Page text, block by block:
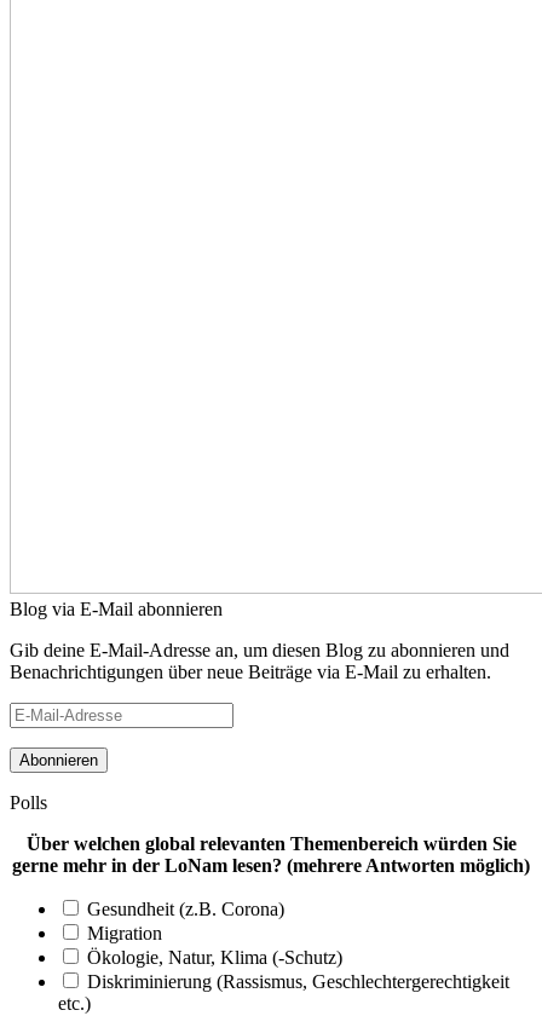
Blog via E-Mail abonnieren
Gib deine E-Mail-Adresse an, um diesen Blog zu abonnieren und
Benachrichtigungen über neue Beiträge via E-Mail zu erhalten.
E-
Adresse
Polls
Über welchen global relevanten Themenbereich würden Sie
gerne mehr in der LoNam lesen? (mehrere Antworten möglich)
Gesundheit (z.B. Corona)
Migration
Ökologie, Natur, Klima (-Schutz)
Diskriminierung (Rassismus, Geschlechtergerechtigkeit
etc.)